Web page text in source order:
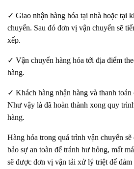
✓ Giao nhận hàng hóa tại nhà hoặc tại
chuyển. Sau đó đơn vị vận chuyển sẽ
xếp.
✓ Vận chuyển hàng hóa tới địa điểm
hàng.
✓ Khách hàng nhận hàng và thanh
Như vậy là đã hoàn thành xong quy
hàng.
Hàng hóa trong quá trình vận chuyển
bảo sự an toàn để tránh hư hỏng, mất
sẽ được đơn vị vận tải xử lý triệt để